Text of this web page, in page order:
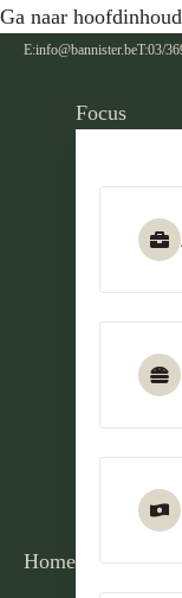
Ga naar hoofdinhoud
E:info@bannister.beT:03/
Home
Focus